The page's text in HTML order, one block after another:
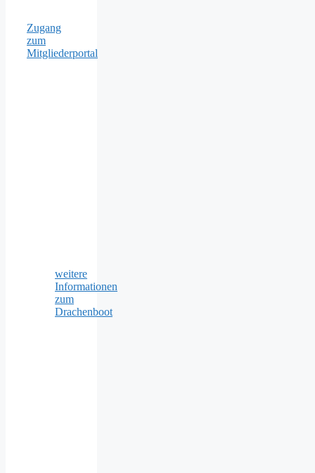
Zugang
zum
Mitgliederportal
weitere
Informationen
zum
Drachenboot